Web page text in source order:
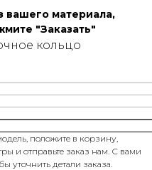
вашего материала,
"Заказать"
кольцо
положите в корзину,
и отправьте заказ нам. С вами
уточнить детали заказа.